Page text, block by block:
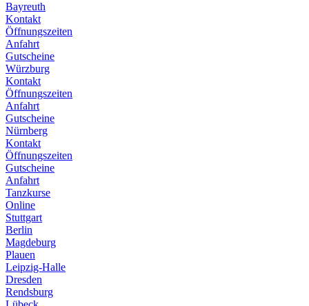
Bayreuth
Kontakt
Öffnungszeiten
Anfahrt
Gutscheine
Würzburg
Kontakt
Öffnungszeiten
Anfahrt
Gutscheine
Nürnberg
Kontakt
Öffnungszeiten
Gutscheine
Anfahrt
Tanzkurse
Online
Stuttgart
Berlin
Magdeburg
Plauen
Leipzig-Halle
Dresden
Rendsburg